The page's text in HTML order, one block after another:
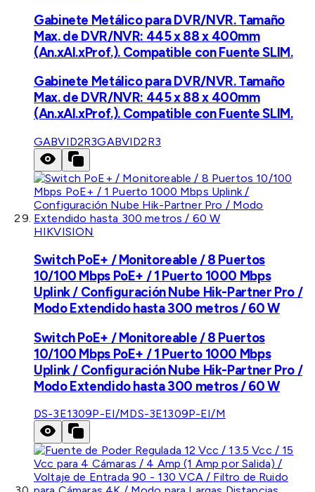
Gabinete Metálico para DVR/NVR. Tamaño
Max. de DVR/NVR: 445 x 88 x 400mm
(An.xAl.xProf.). Compatible con Fuente SLIM.
Gabinete Metálico para DVR/NVR. Tamaño
Max. de DVR/NVR: 445 x 88 x 400mm
(An.xAl.xProf.). Compatible con Fuente SLIM.
GABVID2R3GABVID2R3
HIKVISION
Switch PoE+ / Monitoreable / 8 Puertos
10/100 Mbps PoE+ / 1 Puerto 1000 Mbps
Uplink / Configuración Nube Hik-Partner Pro /
Modo Extendido hasta 300 metros / 60 W
Switch PoE+ / Monitoreable / 8 Puertos
10/100 Mbps PoE+ / 1 Puerto 1000 Mbps
Uplink / Configuración Nube Hik-Partner Pro /
Modo Extendido hasta 300 metros / 60 W
DS-3E1309P-EI/MDS-3E1309P-EI/M